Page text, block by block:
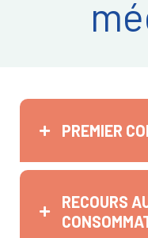
PREMIER
RECOURS